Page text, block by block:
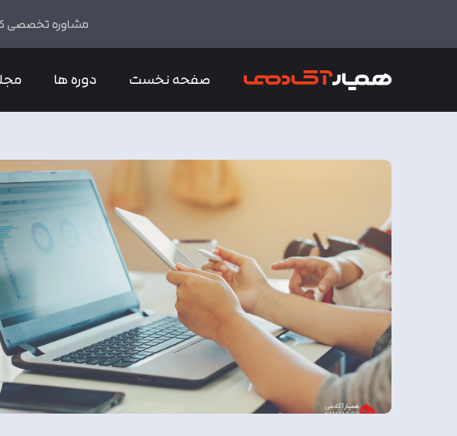
مشاوره تخصصی
صفحه نخست دوره ها